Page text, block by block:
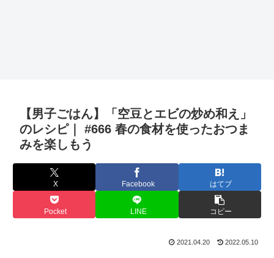
【男子ごはん】「空豆とエビの炒め和え」
のレシピ｜ #666 春の食材を使ったおつま
みを楽しもう
X Facebook はてブ
Pocket LINE コピー
2021.04.20 2022.05.10